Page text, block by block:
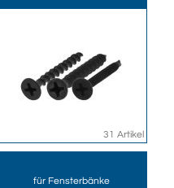
31 Artikel
für Fensterbänke